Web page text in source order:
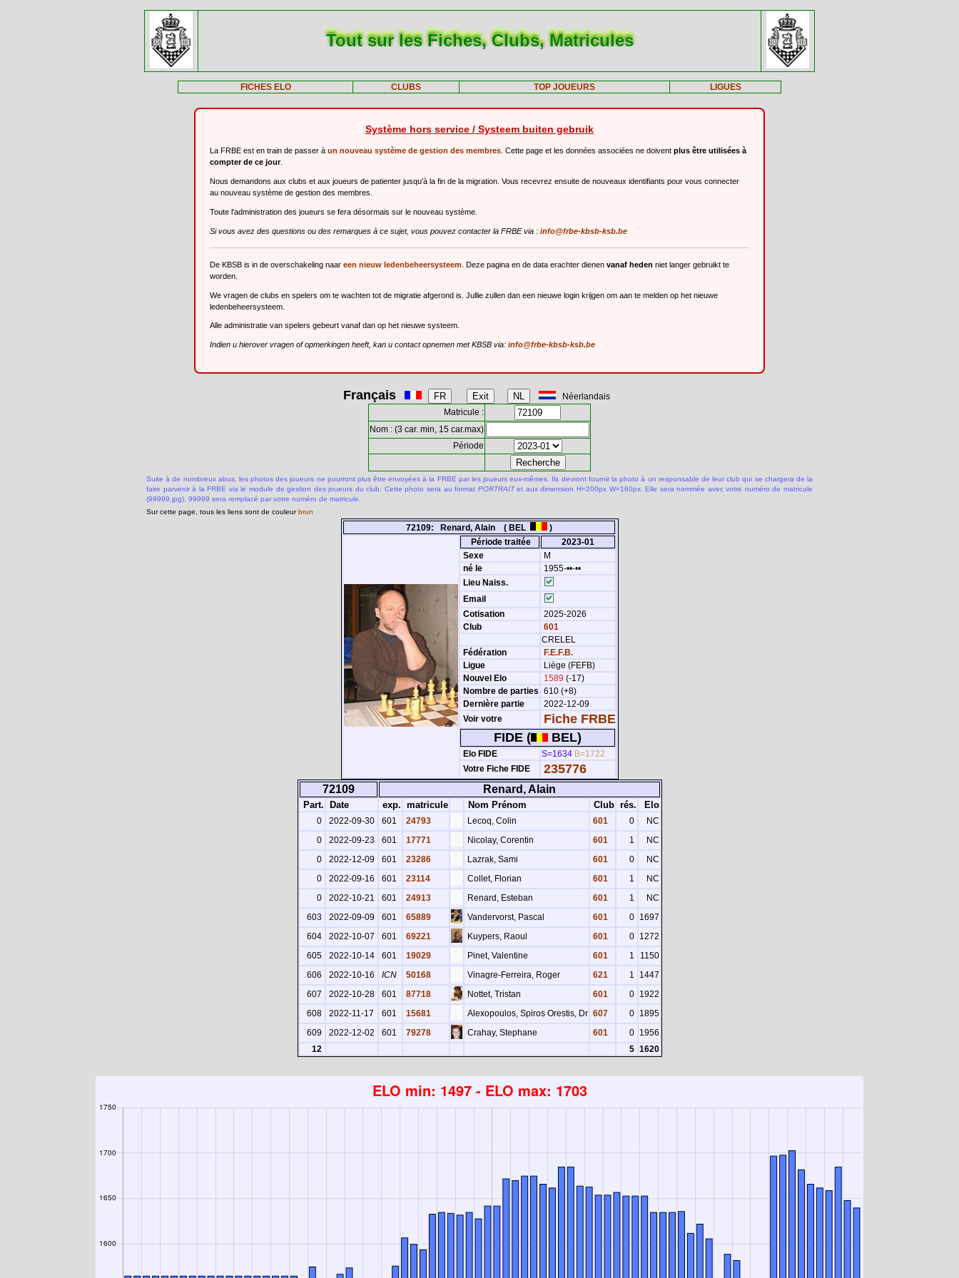
Tout sur les Fiches, Clubs, Matricules
FICHES ELO CLUBS TOP JOUEURS LIGUES
Système hors service / Systeem buiten gebruik
La FRBE est en train de passer à un nouveau système de gestion des membres . Cette page et les données associées ne doivent plus être utilisées à
compter de ce jour.
Nous demandons aux clubs et aux joueurs de patienter jusqu'à la fin de la migration. Vous recevrez ensuite de nouveaux identifiants pour vous connecter
au nouveau système de gestion des membres.
Toute l'administration des joueurs se fera désormais sur le nouveau système.
Si vous avez des questions ou des remarques à ce sujet, vous pouvez contacter la FRBE via : info@frbe-kbsb-ksb.be
De KBSB is in de overschakeling naar een nieuw ledenbeheersysteem . Deze pagina en de data erachter dienen vanaf heden niet langer gebruikt te
worden.
We vragen de clubs en spelers om te wachten tot de migratie afgerond is. Jullie zullen dan een nieuwe login krijgen om aan te melden op het nieuwe
ledenbeheersysteem.
Alle administratie van spelers gebeurt vanaf dan op het nieuwe systeem.
Indien u hierover vragen of opmerkingen heeft, kan u contact opnemen met KBSB via: info@frbe-kbsb-ksb.be
Français
Néerlandais
Matricule :
Nom : (3 car. min, 15 car.max)
Période
Suite à de nombreux abus, les photos des joueurs ne pourront plus être envoyées à la FRBE par les joueurs eux-mêmes. Ils devront fournir la photo à un responsable de leur club qui se chargera de la
faire parvenir à la FRBE via le module de gestion des joueurs du club. Cette photo sera au format PORTRAITet aux dimension H=200px W=160px. Elle sera nommée avec votre numéro de matricule
(99999.jpg), 99999 sera remplacé par votre numéro de matricule.
Sur cette page, tous les liens sont de couleurbrun
72109: Renard, Alain ( BEL
)
Période traitée
2023-01
Sexe
M
né le
1955-••-••
Lieu Naiss.
Email
Cotisation
2025-2026
Club
601
CRELEL
Fédération
F.E.F.B.
Ligue
Liège (FEFB)
Nouvel Elo
1589 (-17)
Nombre de parties 610 (+8)
Dernière partie
2022-12-09
Voir votre
Fiche FRBE
FIDE (
BEL)
Elo FIDE S=1634 B=1722
Votre Fiche FIDE
235776
72109 Renard, Alain
Part. Date exp. matricule Nom Prénom Club rés. Elo
0 2022-09-30 601 24793 Lecoq, Colin 601 0
NC
0
2022-09-23 601 17771 Nicolay, Corentin 601 1
NC
0
2022-12-09 601 23286 Lazrak, Sami 601 0
NC
0
2022-09-16 601 23114 Collet, Florian 601 1
NC
0
2022-10-21 601 24913 Renard, Esteban 601 1
NC
603
2022-09-09 601 65889 Vandervorst, Pascal 601 0 1697
604
2022-10-07 601 69221 Kuypers, Raoul 601 0 1272
605
2022-10-14 601 19029 Pinet, Valentine 601 1
1150
606
2022-10-16 ICN 50168 Vinagre-Ferreira, Roger 621 1
1447
607
2022-10-28 601 87718 Nottet, Tristan 601 0 1922
608
2022-11-17 601 15681 Alexopoulos, Spiros Orestis, Dr 607 0 1895
609
2022-12-02 601 79278 Crahay, Stephane 601 0 1956
12
5 1620